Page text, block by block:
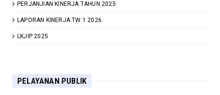
PERJANJIAN KINERJA TAHUN 2025
LAPORAN KINERJA TW 1 2026
LKJIP 2025
PELAYANAN PUBLIK